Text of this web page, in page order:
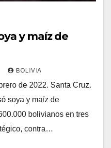
y maíz de
BOLIVIA
de 2022. Santa Cruz.
soya y maíz de
bolivianos en tres
contra…